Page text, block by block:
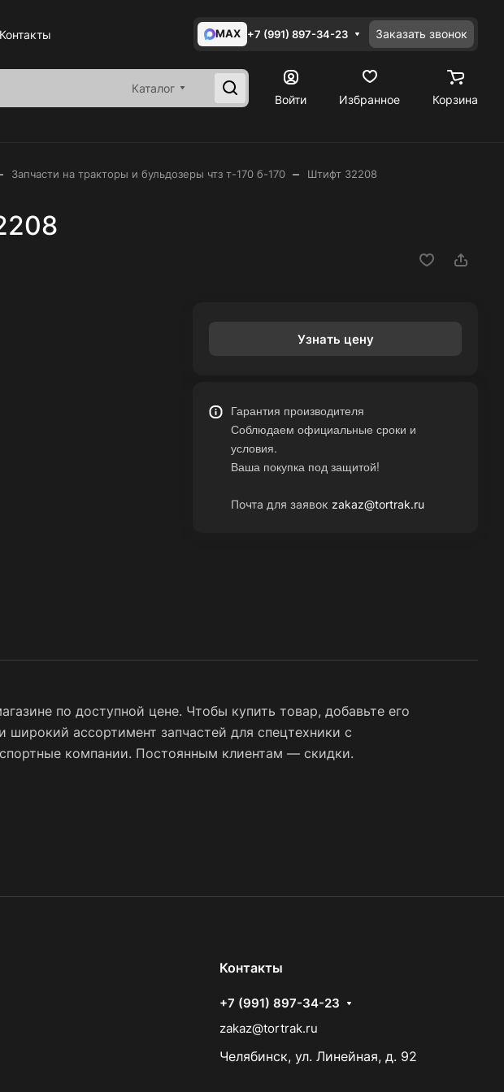
Контакты MAX +7 (991) 897-34-23 Заказать звонок
Каталог
Войти
Избранное Корзина
Запчасти на тракторы и бульдозеры чтз т-170 б-170 – Штифт 32208
Узнать цену
Гарантия производителя
Соблюдаем официальные сроки и
условия.
Ваша покупка под защитой!
Почта для заявок zakaz@tortrak.ru
по доступной цене. Чтобы купить товар, добавьте его
широкий ассортимент запчастей для спецтехники с
компании. Постоянным клиентам — скидки.
Контакты
+7 (991) 897-34-23
zakaz@tortrak.ru
Челябинск, ул. Линейная, д. 92